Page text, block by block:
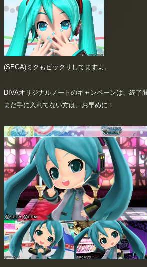
(SEGA)ミクもビックリしてますよ。
DIVAオリジナルノートのキャンペーンは、終了
まだ手に入れてない方は、お早めに！